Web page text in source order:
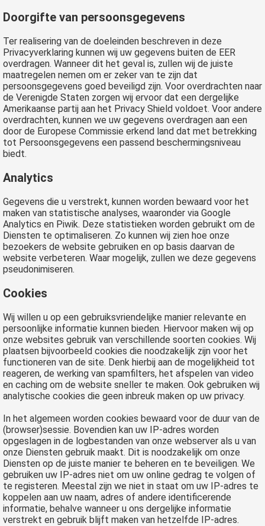
Doorgifte van persoonsgegevens
Ter realisering van de doeleinden beschreven in deze
Privacyverklaring kunnen wij uw gegevens buiten de EER
overdragen. Wanneer dit het geval is, zullen wij de juiste
maatregelen nemen om er zeker van te zijn dat
persoonsgegevens goed beveiligd zijn. Voor overdrachten naar
de Verenigde Staten zorgen wij ervoor dat een dergelijke
Amerikaanse partij aan het Privacy Shield voldoet. Voor andere
overdrachten, kunnen we uw gegevens overdragen aan een
door de Europese Commissie erkend land dat met betrekking
tot Persoonsgegevens een passend beschermingsniveau
biedt.
Analytics
Gegevens die u verstrekt, kunnen worden bewaard voor het
maken van statistische analyses, waaronder via Google
Analytics en Piwik. Deze statistieken worden gebruikt om de
Diensten te optimaliseren. Zo kunnen wij zien hoe onze
bezoekers de website gebruiken en op basis daarvan de
website verbeteren. Waar mogelijk, zullen we deze gegevens
pseudonimiseren.
Cookies
Wij willen u op een gebruiksvriendelijke manier relevante en
persoonlijke informatie kunnen bieden. Hiervoor maken wij op
onze websites gebruik van verschillende soorten cookies. Wij
plaatsen bijvoorbeeld cookies die noodzakelijk zijn voor het
functioneren van de site. Denk hierbij aan de mogelijkheid tot
reageren, de werking van spamfilters, het afspelen van video
en caching om de website sneller te maken. Ook gebruiken wij
analytische cookies die geen inbreuk maken op uw privacy.
In het algemeen worden cookies bewaard voor de duur van de
(browser)sessie. Bovendien kan uw IP-adres worden
opgeslagen in de logbestanden van onze webserver als u van
onze Diensten gebruik maakt. Dit is noodzakelijk om onze
Diensten op de juiste manier te beheren en te beveiligen. We
gebruiken uw IP-adres niet om uw online gedrag te volgen of
te registeren. Meestal zijn we niet in staat om uw IP-adres te
koppelen aan uw naam, adres of andere identificerende
informatie, behalve wanneer u ons dergelijke informatie
verstrekt en gebruik blijft maken van hetzelfde IP-adres.